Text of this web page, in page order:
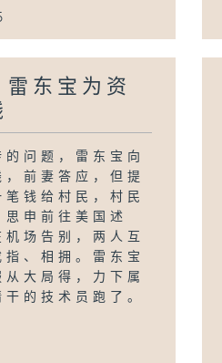
东宝为资
问题，雷东宝向
前妻答应，但提
钱给村民，村民
申前往美国述
场告别，两人互
、相拥。雷东宝
大局得，力下属
的技术员跑了。